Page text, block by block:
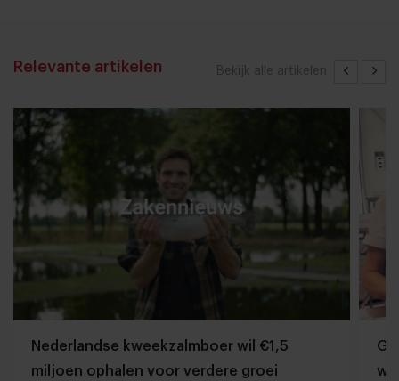
Bekijk alle artikelen
Relevante artikelen
Nederlandse kweekzalmboer wil €1,5
miljoen ophalen voor verdere groei